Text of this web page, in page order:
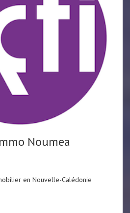
Noumea
en Nouvelle-Calédonie